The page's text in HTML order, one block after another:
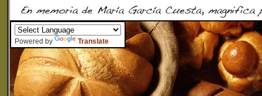
Powered by Translate